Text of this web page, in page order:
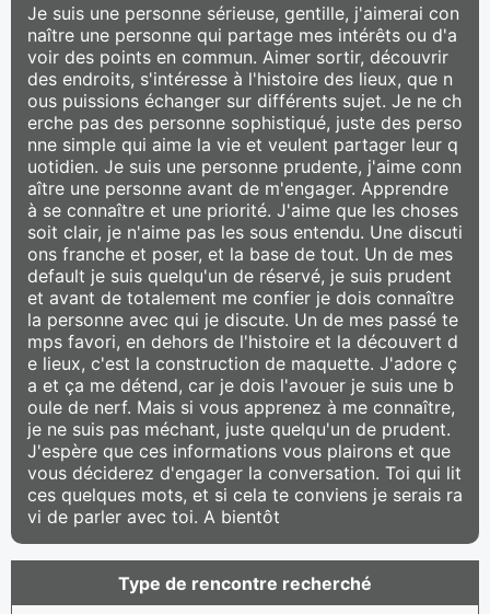
Je suis une personne sérieuse, gentille, j'aimerai con
naître une personne qui partage mes intérêts ou d'a
voir des points en commun. Aimer sortir, découvrir
des endroits, s'intéresse à l'histoire des lieux, que n
ous puissions échanger sur différents sujet. Je ne ch
erche pas des personne sophistiqué, juste des perso
nne simple qui aime la vie et veulent partager leur q
uotidien. Je suis une personne prudente, j'aime conn
aître une personne avant de m'engager. Apprendre
à se connaître et une priorité. J'aime que les choses
soit clair, je n'aime pas les sous entendu. Une discuti
ons franche et poser, et la base de tout. Un de mes
default je suis quelqu'un de réservé, je suis prudent
et avant de totalement me confier je dois connaître
la personne avec qui je discute. Un de mes passé te
mps favori, en dehors de l'histoire et la découvert d
e lieux, c'est la construction de maquette. J'adore ç
a et ça me détend, car je dois l'avouer je suis une b
oule de nerf. Mais si vous apprenez à me connaître,
je ne suis pas méchant, juste quelqu'un de prudent.
J'espère que ces informations vous plairons et que
vous déciderez d'engager la conversation. Toi qui lit
ces quelques mots, et si cela te conviens je serais ra
vi de parler avec toi. A bientôt
Type de rencontre recherché